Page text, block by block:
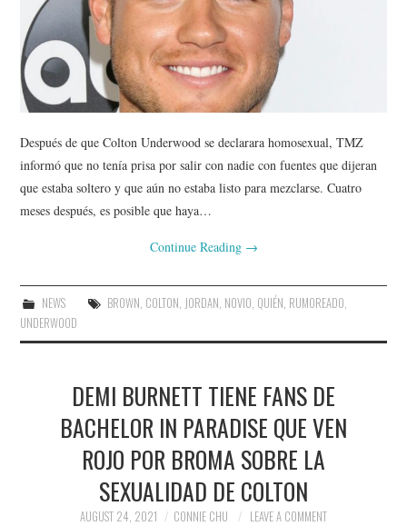
Después de que Colton Underwood se declarara homosexual, TMZ
informó que no tenía prisa por salir con nadie con fuentes que dijeran
que estaba soltero y que aún no estaba listo para mezclarse. Cuatro
meses después, es posible que haya…
Continue Reading →
NEWS BROWN, COLTON, JORDAN, NOVIO, QUIÉN, RUMOREADO,
UNDERWOOD
DEMI BURNETT TIENE FANS DE
BACHELOR IN PARADISE QUE VEN
ROJO POR BROMA SOBRE LA
SEXUALIDAD DE COLTON
AUGUST 24, 2021 CONNIE CHU LEAVE A COMMENT